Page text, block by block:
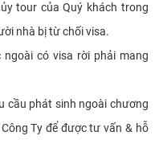
tour của Quý khách trong
nhà bị từ chối visa.
ngoài có visa rời phải mang
cầu phát sinh ngoài chương
Ty để được tư vấn & hỗ